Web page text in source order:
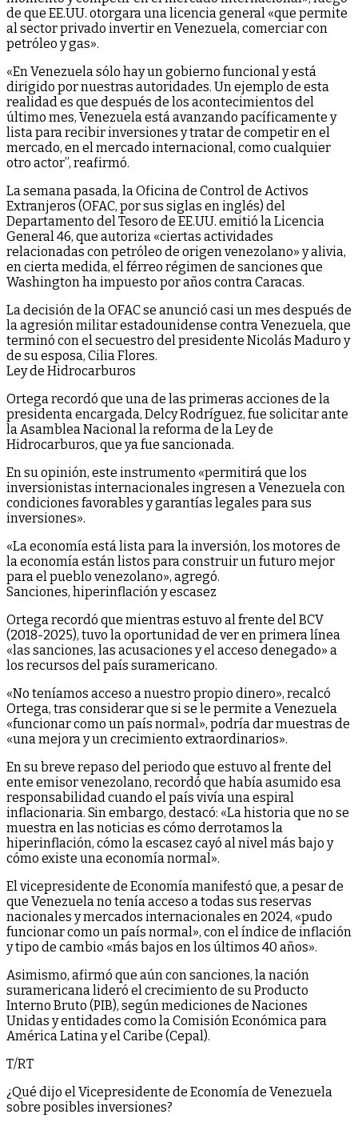
de que EE.UU. otorgara una licencia general «que permite
al sector privado invertir en Venezuela, comerciar con
petróleo y gas».
«En Venezuela sólo hay un gobierno funcional y está
dirigido por nuestras autoridades. Un ejemplo de esta
realidad es que después de los acontecimientos del
último mes, Venezuela está avanzando pacíficamente y
lista para recibir inversiones y tratar de competir en el
mercado, en el mercado internacional, como cualquier
otro actor”, reafirmó.
La semana pasada, la Oficina de Control de Activos
Extranjeros (OFAC, por sus siglas en inglés) del
Departamento del Tesoro de EE.UU. emitió la Licencia
General 46, que autoriza «ciertas actividades
relacionadas con petróleo de origen venezolano» y alivia,
en cierta medida, el férreo régimen de sanciones que
Washington ha impuesto por años contra Caracas.
La decisión de la OFAC se anunció casi un mes después de
la agresión militar estadounidense contra Venezuela, que
terminó con el secuestro del presidente Nicolás Maduro y
de su esposa, Cilia Flores.
Ley de Hidrocarburos
Ortega recordó que una de las primeras acciones de la
presidenta encargada, Delcy Rodríguez, fue solicitar ante
la Asamblea Nacional la reforma de la Ley de
Hidrocarburos, que ya fue sancionada.
En su opinión, este instrumento «permitirá que los
inversionistas internacionales ingresen a Venezuela con
condiciones favorables y garantías legales para sus
inversiones».
«La economía está lista para la inversión, los motores de
la economía están listos para construir un futuro mejor
para el pueblo venezolano», agregó.
Sanciones, hiperinflación y escasez
Ortega recordó que mientras estuvo al frente del BCV
(2018-2025), tuvo la oportunidad de ver en primera línea
«las sanciones, las acusaciones y el acceso denegado» a
los recursos del país suramericano.
«No teníamos acceso a nuestro propio dinero», recalcó
Ortega, tras considerar que si se le permite a Venezuela
«funcionar como un país normal», podría dar muestras de
«una mejora y un crecimiento extraordinarios».
En su breve repaso del periodo que estuvo al frente del
ente emisor venezolano, recordó que había asumido esa
responsabilidad cuando el país vivía una espiral
inflacionaria. Sin embargo, destacó: «La historia que no se
muestra en las noticias es cómo derrotamos la
hiperinflación, cómo la escasez cayó al nivel más bajo y
cómo existe una economía normal».
El vicepresidente de Economía manifestó que, a pesar de
que Venezuela no tenía acceso a todas sus reservas
nacionales y mercados internacionales en 2024, «pudo
funcionar como un país normal», con el índice de inflación
y tipo de cambio «más bajos en los últimos 40 años».
Asimismo, afirmó que aún con sanciones, la nación
suramericana lideró el crecimiento de su Producto
Interno Bruto (PIB), según mediciones de Naciones
Unidas y entidades como la Comisión Económica para
América Latina y el Caribe (Cepal).
T/RT
¿Qué dijo el Vicepresidente de Economía de Venezuela
sobre posibles inversiones?